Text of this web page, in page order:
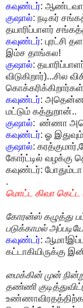
கவுண்டர்:
குஷால்: நடிகர்
தயாரிப்பாளர்
கவுண்டர்:
இம்ச தாங்கல!
குஷால்:
விடுகிறார்)...சில
கவுண்டர்:
மட்டும் கத்துறான்..
குஷால்: ண்ணா
கவுண்டர்: ஓ இதுவும்
குஷால்:
கோர்ட்டில் வழக்கு
கவுண்டர்: போதும்டா
.
மொட்ட கிவா கெட்ட
கோரன்ஸ் கழுத்து
படுக்காமல்
கவுண்டர்:
கட்டாகியிருக்கு
மைக்கின் முன்
தண்ணி